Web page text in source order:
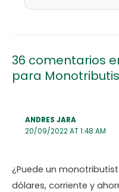
36 comentarios
para
ANDRES JARA
20/09/2022 AT 1:48 AM
¿Puede un
dólares, corriente y